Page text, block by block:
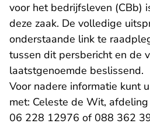
voor het bedrijfsleven (CBb)
deze zaak. De volledige
onderstaande link te
tussen dit persbericht en de
laatstgenoemde beslissend.
Voor nadere informatie kunt
met: Celeste de Wit,
06 228 12976 of 088 362